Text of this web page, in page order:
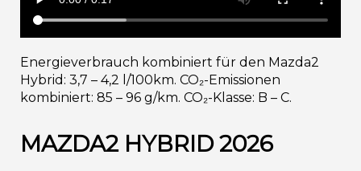
Energieverbrauch kombiniert für den Mazda2
Hybrid: 3,7 – 4,2 l/100km. CO₂-Emissionen
kombiniert: 85 – 96 g/km. CO₂-Klasse: B – C.
MAZDA2 HYBRID 2026